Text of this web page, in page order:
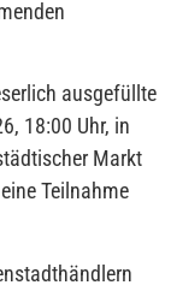
ausgefüllte
18:00 Uhr, in
Markt
Teilnahme